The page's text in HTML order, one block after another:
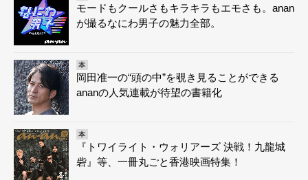
モードもクールさもキラキラもエモさも。anan
が撮るなにわ男子の魅力全部。
本
岡田准一の“頭の中”を覗き見ることができる
ananの人気連載が待望の書籍化
本
『トワイライト・ウォリアーズ 決戦！九龍城
砦』等、一冊丸ごと香港映画特集！